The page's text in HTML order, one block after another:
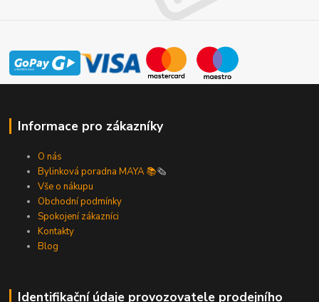
Informace pro zákazníky
O nás
Bylinková poradna MAYA 📚🗞️
Vše o nákupu
Obchodní podmínky
Spokojení zákazníci
Kontakty
Blog
Identifikační údaje provozovatele prodejního